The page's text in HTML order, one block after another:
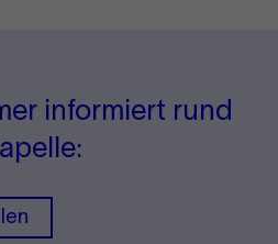
informiert rund